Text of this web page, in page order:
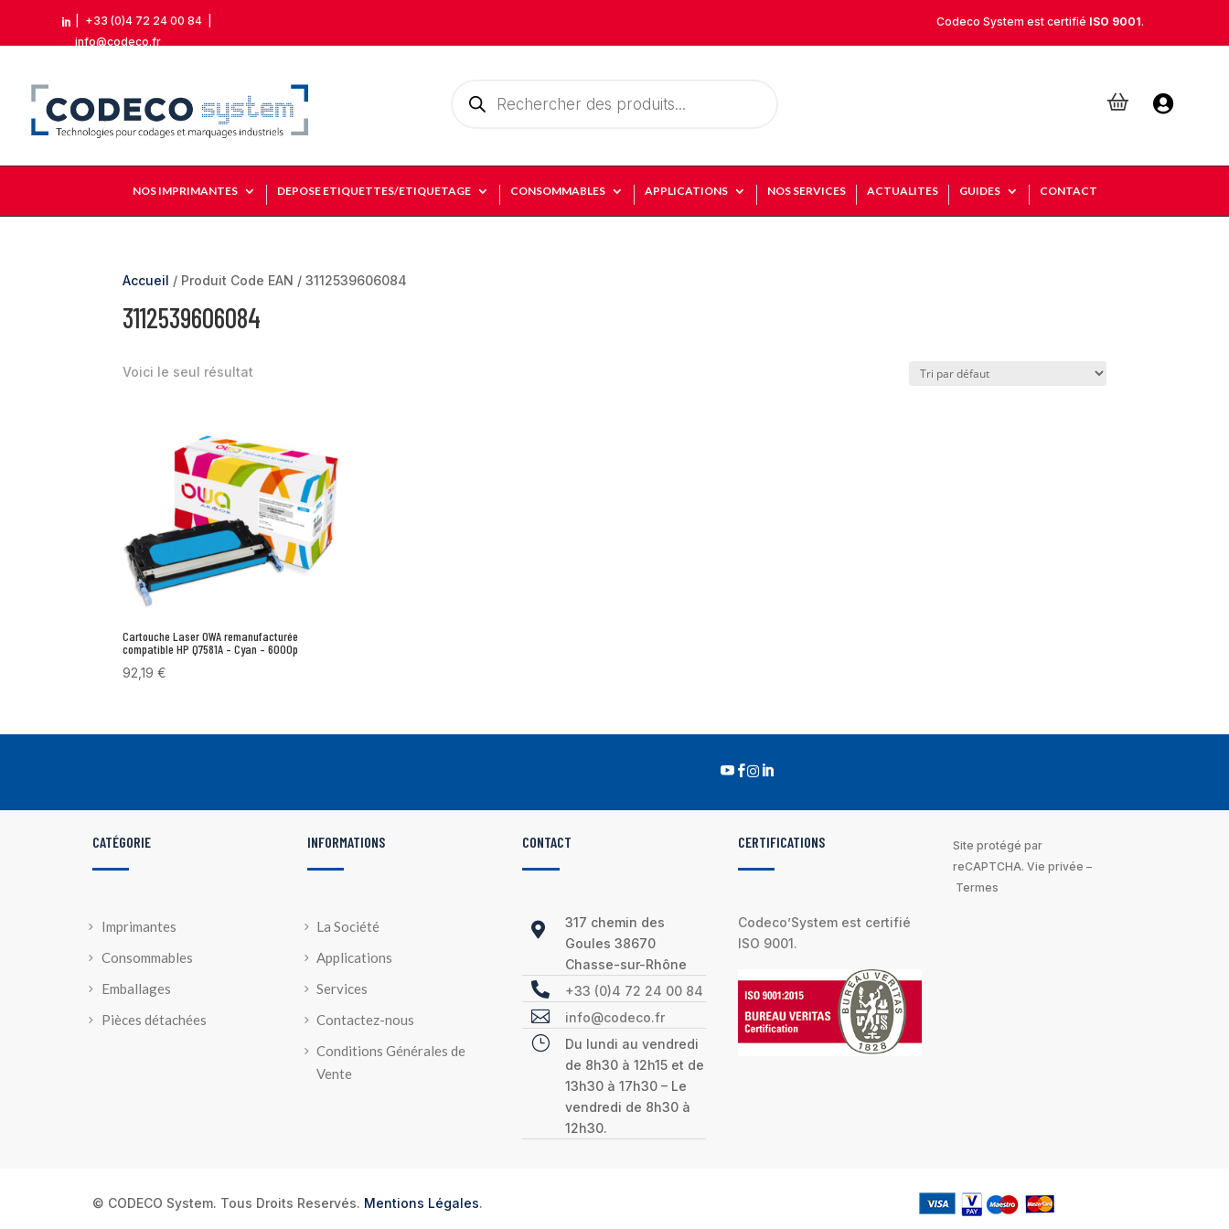
 +33 (0)4 72 24 00 84
info@codeco.fr
Codeco System est certifié ISO 9001.
produits

NOS IMPRIMANTES DEPOSE ETIQUETTES/ETIQUETAGE CONSOMMABLES APPLICATIONS NOS SERVICES ACTUALITES GUIDES CONTACT
Accueil / Produit Code EAN / 3112539606084
3112539606084
Voici le seul résultat
Cartouche Laser OWA remanufacturée
compatible HP Q7581A – Cyan – 6000p
92,19€
 
CATÉGORIE
Imprimantes
Consommables
Emballages
Pièces détachées
INFORMATIONS
La Société
Applications
Services
Contactez-nous
Conditions Générales de
Vente
CONTACT

317 chemin des
Goules 38670
Chasse-sur-Rhône
 +33 (0)4 72 24 00 84
 info@codeco.fr
}
Du lundi au vendredi
de 8h30 à 12h15 et de
13h30 à 17h30 – Le
vendredi de 8h30 à
12h30.
CERTIFICATIONS
Codeco’System est certifié
ISO 9001.
Site protégé par
reCAPTCHA.Vie privée –
Termes
© CODECO System. Tous Droits Reservés. Mentions Légales.